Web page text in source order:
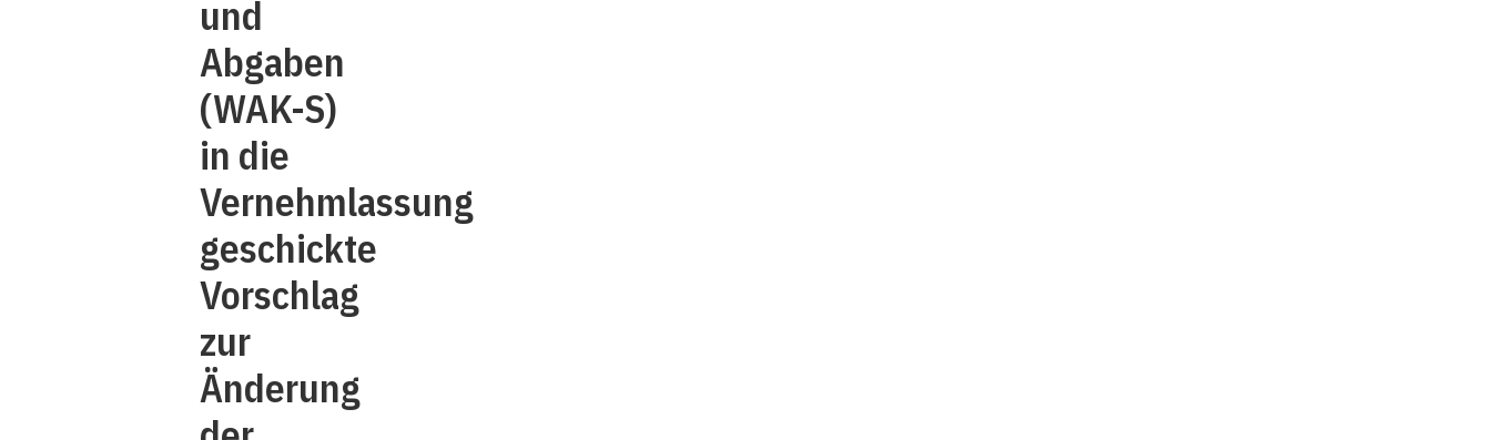
und
Abgaben
(WAK-S)
in die
Vernehmlassung
geschickte
Vorschlag
zur
Änderung